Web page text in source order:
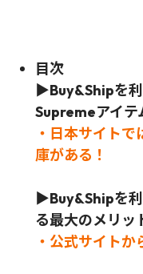
目次
▶Buy&Shipを
Supremeアイ
・日本サイト
庫がある！
▶Buy&Shipを
る最大のメリッ
・公式サイトか